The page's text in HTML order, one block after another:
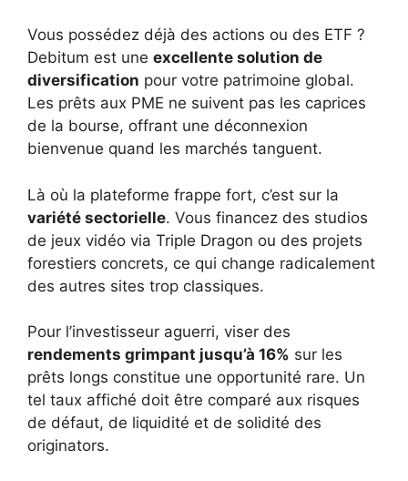
Vous possédez déjà des actions ou des ETF ?
Debitum est une excellente solution de
diversification pour votre patrimoine global.
Les prêts aux PME ne suivent pas les caprices
de la bourse, offrant une déconnexion
bienvenue quand les marchés tanguent.
Là où la plateforme frappe fort, c’est sur la
variété sectorielle. Vous financez des studios
de jeux vidéo via Triple Dragon ou des projets
forestiers concrets, ce qui change radicalement
des autres sites trop classiques.
Pour l’investisseur aguerri, viser des
rendements grimpant jusqu’à 16% sur les
prêts longs constitue une opportunité rare. Un
tel taux affiché doit être comparé aux risques
de défaut, de liquidité et de solidité des
originators.